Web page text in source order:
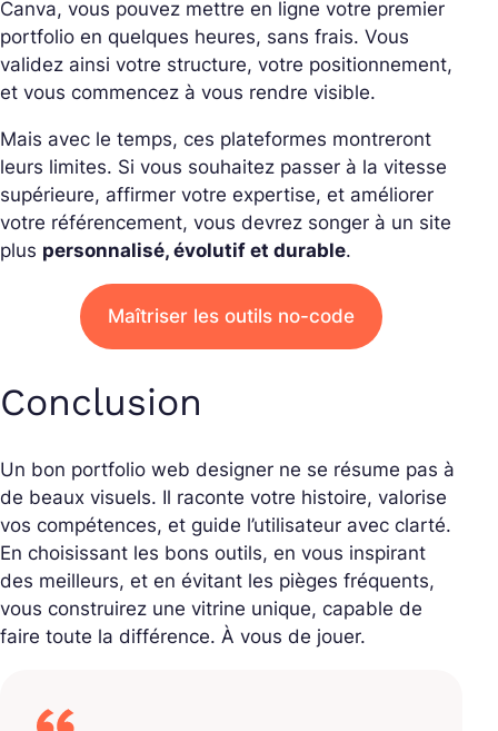
Canva, vous pouvez mettre en ligne votre premier
portfolio en quelques heures, sans frais. Vous
validez ainsi votre structure, votre positionnement,
et vous commencez à vous rendre visible.
Mais avec le temps, ces plateformes montreront
leurs limites. Si vous souhaitez passer à la vitesse
supérieure, affirmer votre expertise, et améliorer
votre référencement, vous devrez songer à un site
plus personnalisé, évolutif et durable.
Maîtriser les outils no-code
Conclusion
Un bon portfolio web designer ne se résume pas à
de beaux visuels. Il raconte votre histoire, valorise
vos compétences, et guide l’utilisateur avec clarté.
En choisissant les bons outils, en vous inspirant
des meilleurs, et en évitant les pièges fréquents,
vous construirez une vitrine unique, capable de
faire toute la différence. À vous de jouer.